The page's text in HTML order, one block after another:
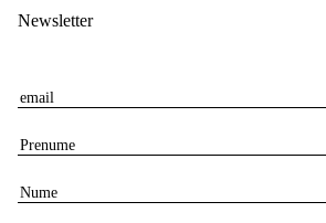
Newsletter
E
a
i
P
eN